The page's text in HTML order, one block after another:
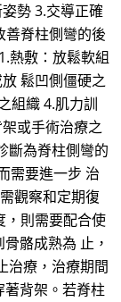
勢 3.交導正確
善脊柱側彎的後
熱敷：放鬆軟組
鬆凹側僵硬之
組織 4.肌力訓
或手術治療之
斷為脊柱側彎的
需要進一步 治
觀察和定期復
，則需要配合使
骼成熟為 止，
治療，治療期間
背架。若脊柱